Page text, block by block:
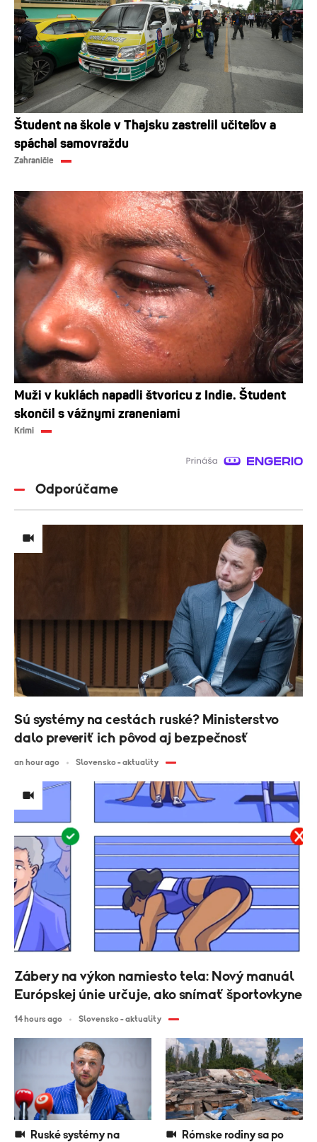
Študent na škole v Thajsku zastrelil učiteľov a
spáchal samovraždu
Zahraničie
Muži v kuklách napadli štvoricu z Indie. Študent
skončil s vážnymi zraneniami
Krimi
Odporúčame
Sú systémy na cestách ruské? Ministerstvo
dalo preveriť ich pôvod aj bezpečnosť
an hour ago Slovensko - aktuality
Zábery na výkon namiesto tela: Nový manuál
Európskej únie určuje, ako snímať športovkyne
14 hours ago Slovensko - aktuality